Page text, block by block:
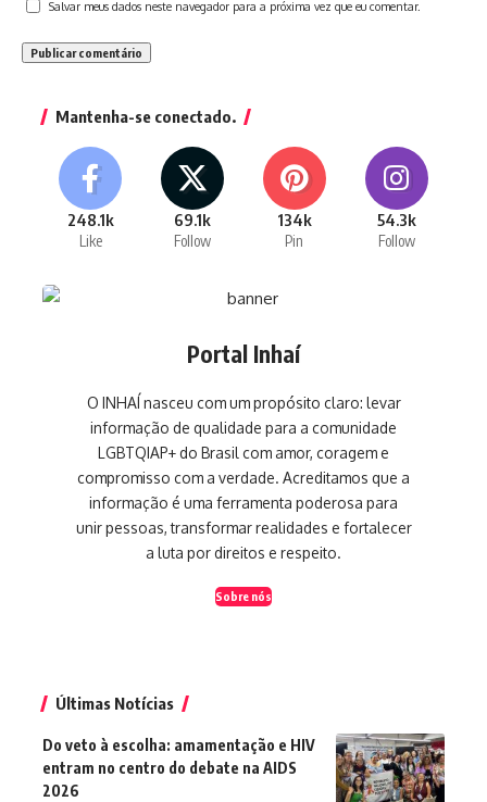
Salvar meus dados neste navegador para a próxima vez que eu comentar.
Mantenha-se conectado.
248.1k
Like
69.1k
Follow
134k
Pin
54.3k
Follow
Portal Inhaí
O INHAÍ nasceu com um propósito claro: levar
informação de qualidade para a comunidade
LGBTQIAP+ do Brasil com amor, coragem e
compromisso com a verdade. Acreditamos que a
informação é uma ferramenta poderosa para
unir pessoas, transformar realidades e fortalecer
a luta por direitos e respeito.
Sobre nós
Últimas Notícias
Do veto à escolha: amamentação e HIV
entram no centro do debate na AIDS
2026